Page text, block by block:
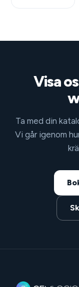
Visa
Ta med din
Vi går igenom